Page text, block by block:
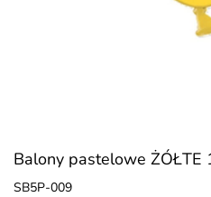
Balony pastelowe ŻÓŁTE
SB5P-009